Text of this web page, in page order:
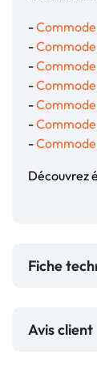
-
-
-
-
-
-
-
Découvrez
Fiche
Avis client